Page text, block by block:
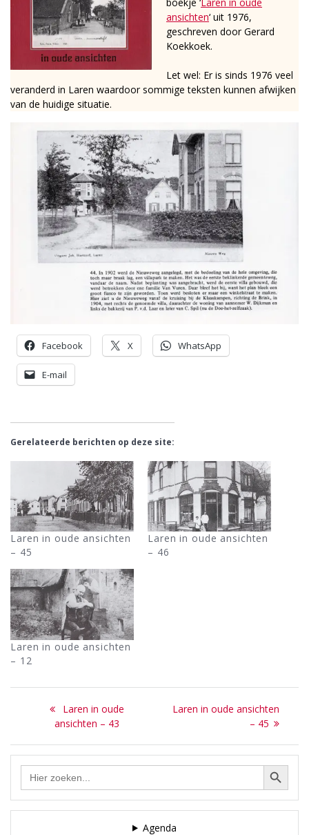
ansichten‘ uit 1976,
geschreven door Gerard
Koekkoek.
Let wel: Er is sinds 1976 veel
veranderd in Laren waardoor sommige teksten kunnen afwijken
van de huidige situatie.
Facebook X WhatsApp
E-mail
Gerelateerde berichten op deze site:
Laren in oude ansichten
– 45
Laren in oude ansichten
– 46
Laren in oude ansichten
– 12
Bericht
navigatie
Previous
post:
Laren in oude
ansichten – 43
Next
Laren in oude ansichten
– 45
Zoek Zoekknop
Agenda